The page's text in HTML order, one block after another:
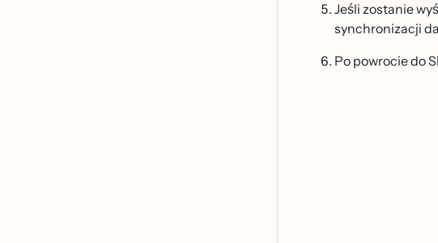
Jeśli zostanie
synchronizacji
Po powrocie do